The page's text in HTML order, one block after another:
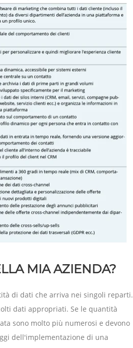
MIA AZIENDA?
di dati che arriva nei singoli reparti.
dati appropriati. Se le quantità
sono molto più numerosi e devono
dell'implementazione di una